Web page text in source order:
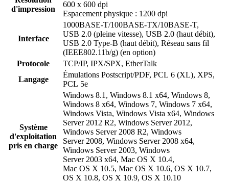
d'impression
600 x 600 dpi
Espacement physique : 1200 dpi
Interface
1000BASE-T/100BASE-TX/10BASE-T,
USB 2.0 (pleine vitesse), USB 2.0 (haut débit),
USB 2.0 Type-B (haut débit), Réseau sans fil
(IEEE802.11b/g) (en option)
Protocole
TCP/IP, IPX/SPX, EtherTalk
Langage
Émulations Postscript/PDF, PCL 6 (XL), XPS,
PCL 5e
Système
d'exploitation
pris en charge
Windows 8.1, Windows 8.1 x64, Windows 8,
Windows 8 x64, Windows 7, Windows 7 x64,
Windows Vista, Windows Vista x64, Windows
Server 2012 R2, Windows Server 2012,
Windows Server 2008 R2, Windows
Server 2008, Windows Server 2008 x64,
Windows Server 2003, Windows
Server 2003 x64, Mac OS X 10.4,
Mac OS X 10.5, Mac OS X 10.6, OS X 10.7,
OS X 10.8, OS X 10.9, OS X 10.10